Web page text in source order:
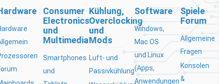
Consumer
Electronics
und
Multimedia
Smartphones
und
Kühlung,
Overclocking
und
Mods
Luft- und
Passivkühlung
Software
Windows,
Mac OS
und Linux
(Apps,
Anwendungen
Spiele
Forum
Allgemeine
Fragen
Konsolen
&